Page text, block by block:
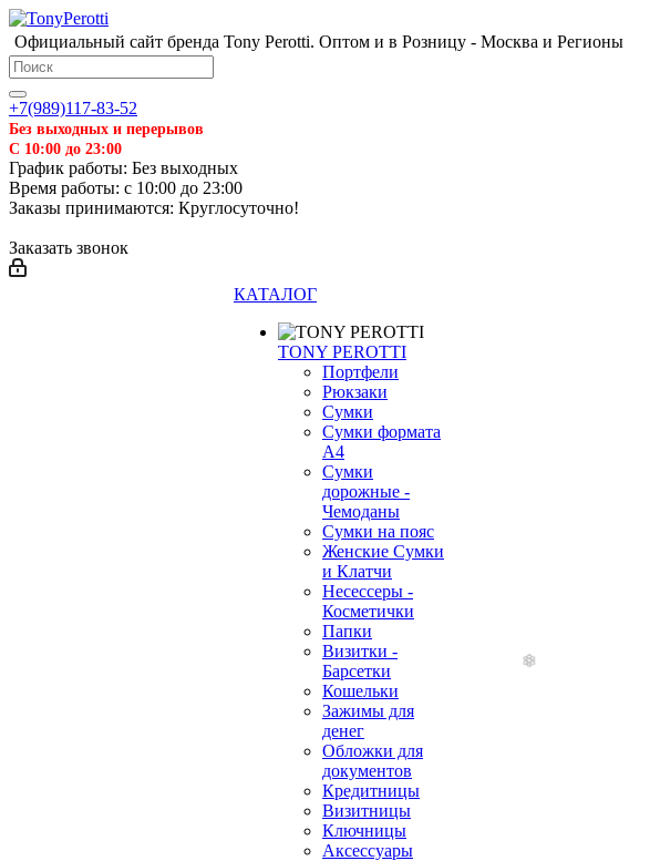
Официальный сайт бренда Tony Perotti. Оптом и в Розницу - Москва и Регионы
+7(989)117-83-52
Без выходных и перерывов
С 10:00 до 23:00
График работы: Без выходных
Время работы: с 10:00 до 23:00
Заказы принимаются: Круглосуточно!
Заказать звонок
КАТАЛОГ
TONY PEROTTI
Портфели
Рюкзаки
Сумки
Сумки формата
А4
Сумки
дорожные -
Чемоданы
Сумки на пояс
Женские Сумки
и Клатчи
Несессеры -
Косметички
Папки
Визитки -
Барсетки
Кошельки
Зажимы для
денег
Обложки для
документов
Кредитницы
Визитницы
Ключницы
Аксессуары